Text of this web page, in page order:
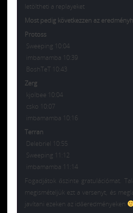
letöltheti a replayeket
Most pedig következzen az
Protoss
Sweeping 10:04
imbamamba 10:39
BoshTeT 10:43
Zerg
kjolbee 10:04
csko 10:07
imbamamba 10:16
Terran
Delebriel 10:55
Sweeping 11:12
imbamamba 11:14
Fogadjátok őszinte gratulációmat.
megismételjük ezt a versenyt, és
javítani ezeken az időeredményeken